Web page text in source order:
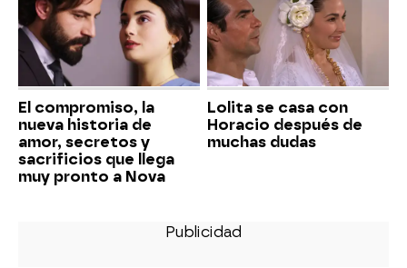
El compromiso, la
nueva historia de
amor, secretos y
sacrificios que llega
muy pronto a Nova
Lolita se casa con
Horacio después de
muchas dudas